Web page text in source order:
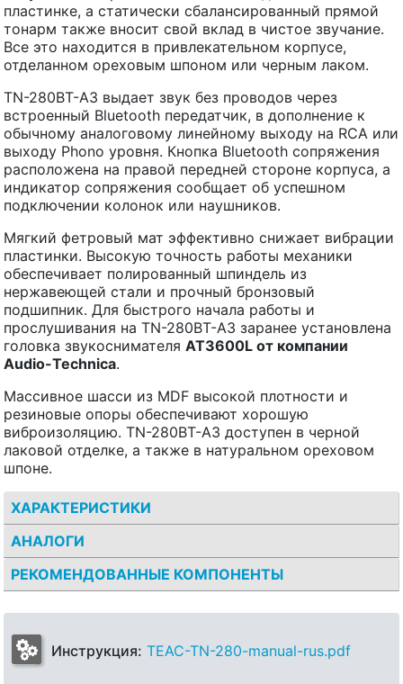
пластинке, а статически сбалансированный прямой
тонарм также вносит свой вклад в чистое звучание.
Все это находится в привлекательном корпусе,
отделанном ореховым шпоном или черным лаком.
TN-280BT-A3 выдает звук без проводов через
встроенный Bluetooth передатчик, в дополнение к
обычному аналоговому линейному выходу на RCA или
выходу Phono уровня. Кнопка Bluetooth сопряжения
расположена на правой передней стороне корпуса, а
индикатор сопряжения сообщает об успешном
подключении колонок или наушников.
Мягкий фетровый мат эффективно снижает вибрации
пластинки. Высокую точность работы механики
обеспечивает полированный шпиндель из
нержавеющей стали и прочный бронзовый
подшипник. Для быстрого начала работы и
прослушивания на TN-280BT-A3 заранее установлена
головка звукоснимателя AT3600L от компании
Audio-Technica.
Массивное шасси из MDF высокой плотности и
резиновые опоры обеспечивают хорошую
виброизоляцию. TN-280BT-A3 доступен в черной
лаковой отделке, а также в натуральном ореховом
шпоне.
ХАРАКТЕРИСТИКИ
АНАЛОГИ
РЕКОМЕНДОВАННЫЕ КОМПОНЕНТЫ
Инструкция: TEAC-TN-280-manual-rus.pdf